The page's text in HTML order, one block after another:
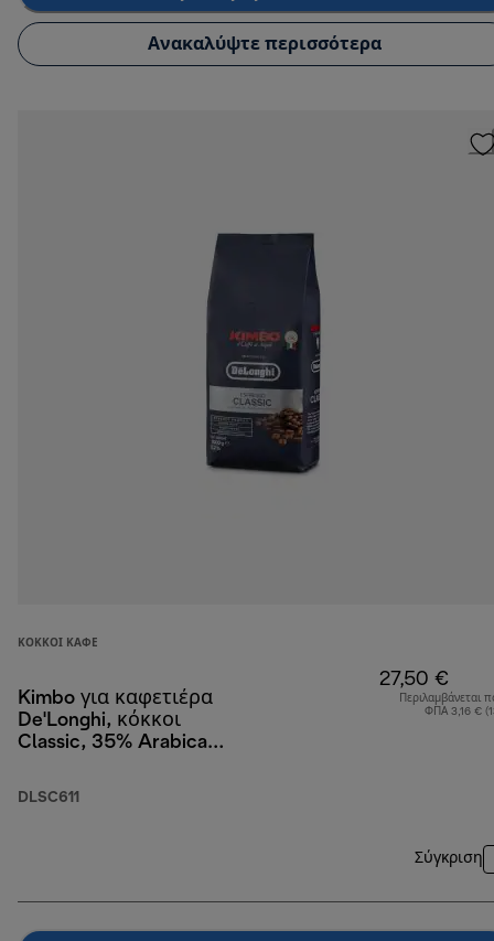
Ανακαλύψτε περισσότερα
ΚΌΚΚΟΙ ΚΑΦΈ
Kimbo για καφετιέρα
De'Longhi, κόκκοι
Classic, 35% Arabica
DLSC611
27,50 €
Περιλαμβάνεται
ΦΠΑ 3,16 €
Σύγκριση